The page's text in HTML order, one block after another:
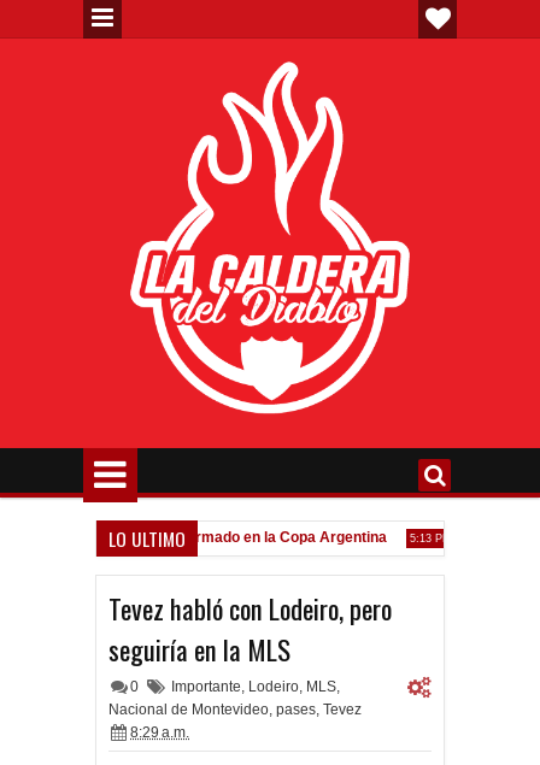
LO ULTIMO
Todo confirmado en la Copa Argentina 5:13 PM Goleada
Tevez habló con Lodeiro, pero
seguiría en la MLS
0 Importante, Lodeiro, MLS,
Nacional de Montevideo, pases, Tevez
8:29 a.m.